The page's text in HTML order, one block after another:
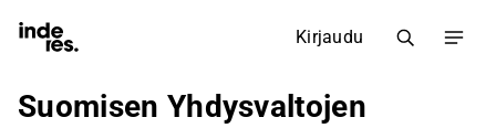
Kirjaudu
Suomisen Yhdysvaltojen